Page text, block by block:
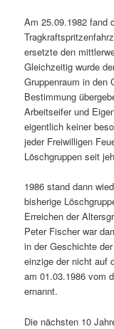
Am 25.09.1982 fand
ersetzte den
Gleichzeitig wurde
Gruppenraum in den
Bestimmung
Arbeitseifer und
eigentlich keiner
jeder Freiwilligen
Löschgruppen seit
1986 stand dann
bisherige
Erreichen der
Peter Fischer war
in der Geschichte
einzige der nicht auf
am 01.03.1986 vom
ernannt.
Die nächsten 10